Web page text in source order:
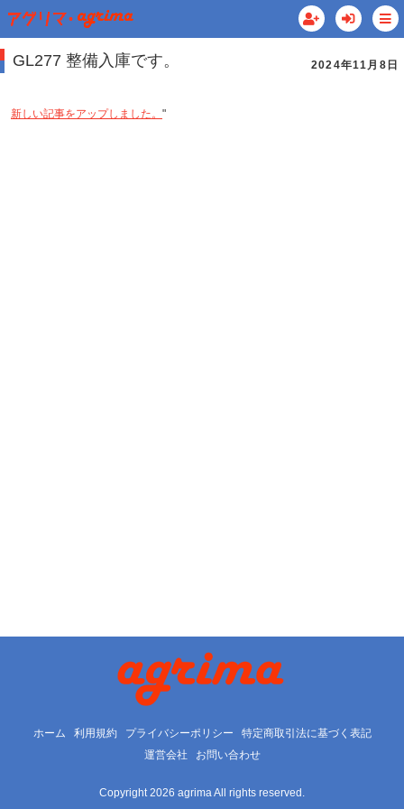
GL277 整備入庫です。 2024年11月8日
新しい記事をアップしました。 "
ホーム 利用規約 プライバシーポリシー
特定商取引法に基づく表記
運営会社
お問い合わせ
Copyright 2026 agrima All rights reserved.